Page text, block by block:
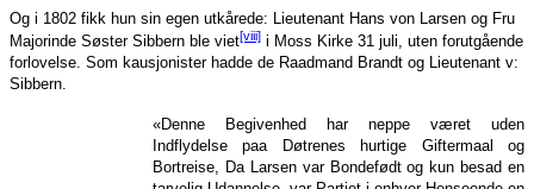
Og i 1802 fikk hun sin egen utkårede: Lieutenant Hans von Larsen og Fru
Majorinde Søster Sibbern ble viet[viii] i Moss Kirke 31 juli, uten forutgående
forlovelse. Som kausjonister hadde de Raadmand Brandt og Lieutenant v:
Sibbern.
«Denne Begivenhed har neppe været uden
Indflydelse paa Døtrenes hurtige Giftermaal og
Bortreise, Da Larsen var Bondefødt og kun besad en